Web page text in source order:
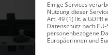
Einige Services
Nutzung dieser
Art. 49 (1) lit. a GDPR
Datenschutz nach
personenbezogene
Europäerinnen und